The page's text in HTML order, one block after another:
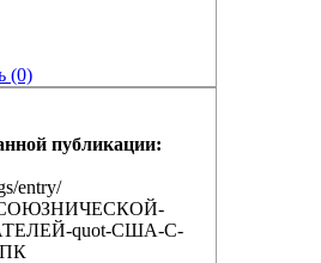
(0)
публикации:
entry/
quot-США-С-